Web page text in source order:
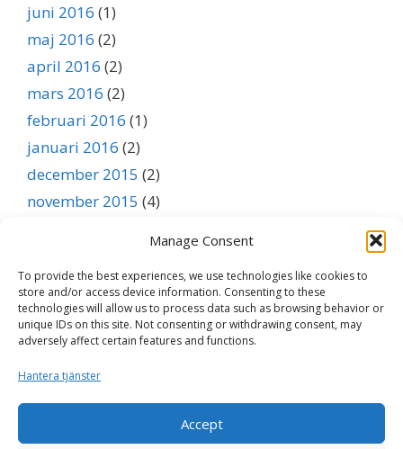
Manage Consent
To provide the best experiences, we use technologies like cookies to
store and/or access device information. Consenting to these
technologies will allow us to process data such as browsing behavior or
unique IDs on this site. Not consenting or withdrawing consent, may
adversely affect certain features and functions.
Hantera tjänster
Accept
juni 2016 (1)
maj 2016 (2)
april 2016 (2)
mars 2016 (2)
februari 2016 (1)
januari 2016 (2)
december 2015 (2)
november 2015 (4)
augusti 2015(1)
juli 2015(1)
juni 2015(1)
februari 2015(1)